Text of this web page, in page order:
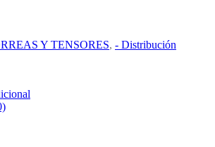
Y TENSORES, - Distribución